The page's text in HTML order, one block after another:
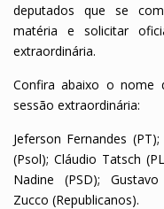
deputados que se
matéria e solicitar
extraordinária.
Confira abaixo o nome
sessão extraordinária:
Jeferson Fernandes
(Psol); Cláudio Tatsch
Nadine (PSD);
Zucco (Republicanos).